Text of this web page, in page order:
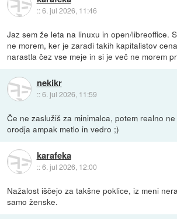
::6. jul 2026, 11:46
Jaz sem že leta na linuxu in open/libreoffice.
ne morem, ker je zaradi takih kapitalistov
narastla čez vse meje in si je več ne morem
nekikr
::6. jul 2026, 11:59
Če ne zaslužiš za minimalca, potem realno
orodja ampak metlo in vedro ;)
karafeka
::6. jul 2026, 12:00
Nažalost iščejo za takšne poklice, iz meni
samo ženske.